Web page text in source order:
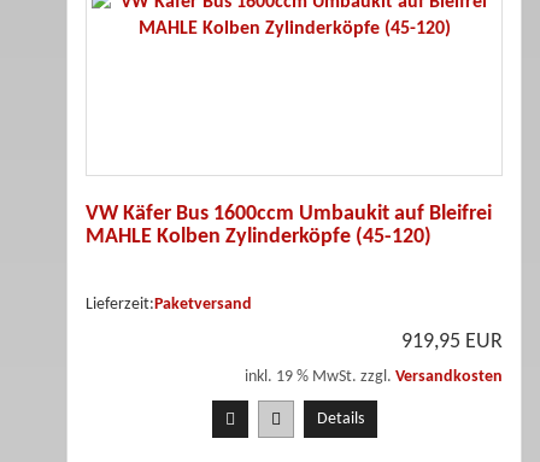
VW Käfer Bus 1600ccm Umbaukit auf Bleifrei
MAHLE Kolben Zylinderköpfe (45-120)
Lieferzeit: Paketversand
919,95 EUR
inkl. 19 % MwSt. zzgl. Versandkosten
Details